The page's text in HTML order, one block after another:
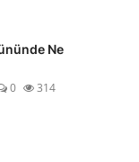
Ne
0 314